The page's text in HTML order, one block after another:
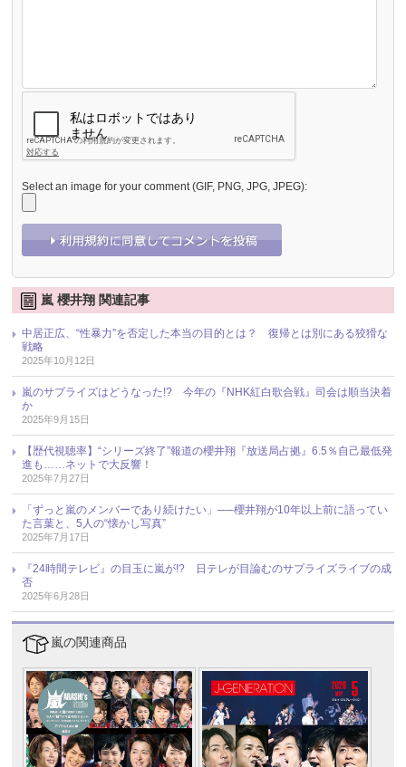
Select an image for your comment (GIF, PNG, JPG, JPEG):
嵐 櫻井翔 関連記事
中居正広、“性暴力”を否定した本当の目的とは？ 復帰とは別にある狡猾な
戦略
2025年10月12日
嵐のサプライズはどうなった!? 今年の『NHK紅白歌合戦』司会は順当決着
か
2025年9月15日
【歴代視聴率】“シリーズ終了”報道の櫻井翔『放送局占拠』6.5％自己最低発
進も……ネットで大反響！
2025年7月27日
「ずっと嵐のメンバーであり続けたい」──櫻井翔が10年以上前に語ってい
た言葉と、5人の“懐かし写真”
2025年7月17日
『24時間テレビ』の目玉に嵐が!? 日テレが目論むのサプライズライブの成
否
2025年6月28日
嵐の関連商品